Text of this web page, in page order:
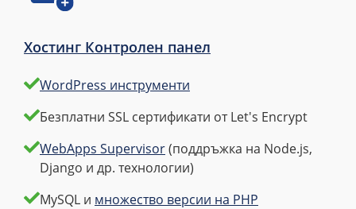
Хостинг Контролен панел
WordPress инструменти
Безплатни SSL сертификати от Let's Encrypt
WebApps Supervisor(поддръжка на Node.js,
Django и др. технологии)
MySQL и множество версии на PHP